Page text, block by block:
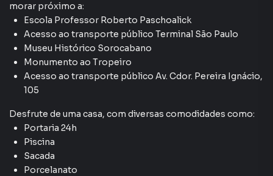
morar próximo a:
Escola Professor Roberto Paschoalick
Acesso ao transporte público Terminal São Paulo
Museu Histórico Sorocabano
Monumento ao Tropeiro
Acesso ao transporte público Av. Cdor. Pereira Ignácio,
105
Desfrute de uma casa, com diversas comodidades como:
Portaria 24h
Piscina
Sacada
Porcelanato